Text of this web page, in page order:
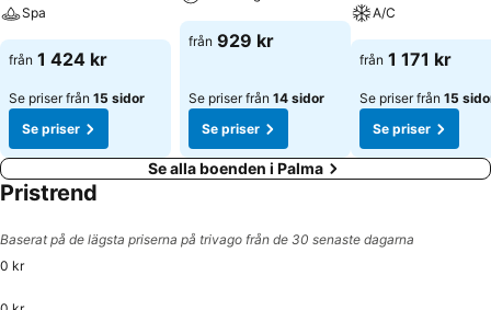
en bastu, en hamam, massagebehandlingar och solarium. Ett
wellnessområde med en hydrojetmassage finns på hotellet. Måltider:
På boendet finns en restaurang, ett café och en bar. Huset erbjuder
helpension. Dagligen serveras en näringsrik frukost. Kreditkort:
Följande kreditkort accepteras: American Express och MasterCard.
Spa
från 1 424 kr
Se priser från 15 sidor
Se priser
från 929 kr
Se priser från 14 sidor
Se priser
A/C
från 1 171 kr
Se priser från 15
Se priser
Se alla boenden i Palma
Pristrend
Baserat på de lägsta priserna på trivago från de 30 senaste dagarna
0 kr